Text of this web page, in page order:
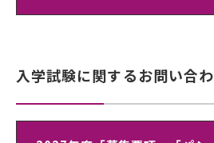
入学試験に関するお問い合